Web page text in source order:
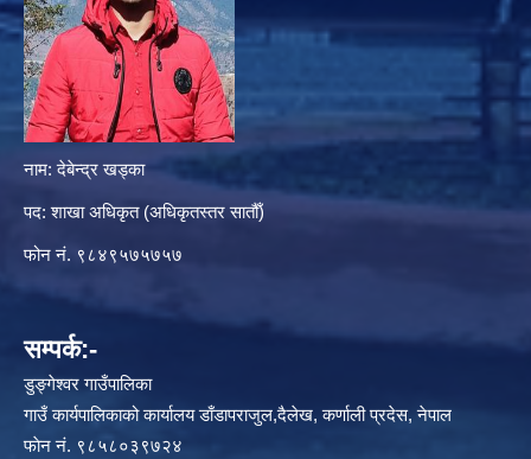
नाम: देबेन्द्र खड्का
पद: शाखा अधिकृत (अधिकृतस्तर सातौँ)
फोन नं. ९८४९५७५७५७
सम्पर्क:-
डुङ्गेश्वर गाउँपालिका
गाउँ कार्यपालिकाको कार्यालय डाँडापराजुल,दैलेख, कर्णाली प्रदेस, नेपाल
फाेन नं. ९८५८०३९७२४